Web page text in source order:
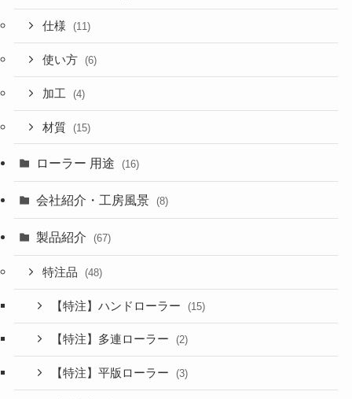
仕様 (11)
使い方 (6)
加工 (4)
材質 (15)
ローラー 用途 (16)
会社紹介・工房風景 (8)
製品紹介 (67)
特注品 (48)
【特注】ハンドローラー (15)
【特注】多連ローラー (2)
【特注】平版ローラー (3)